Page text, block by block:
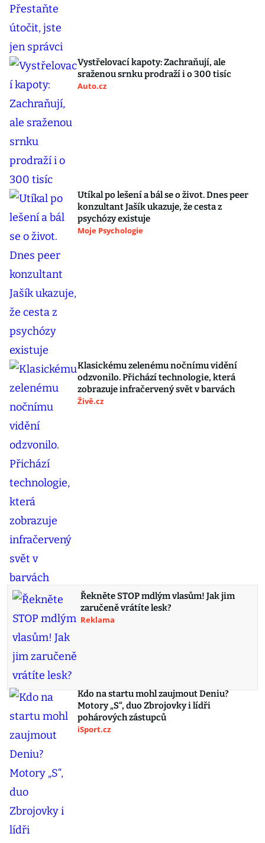
Vystřelovací kapoty: Zachraňují, ale
sraženou srnku prodraží i o 300 tisíc
Auto.cz
Utíkal po lešení a bál se o život. Dnes peer
konzultant Jašík ukazuje, že cesta z
psychózy existuje
Moje Psychologie
Klasickému zelenému nočnímu vidění
odzvonilo. Přichází technologie, která
zobrazuje infračervený svět v barvách
Živě.cz
Řekněte STOP mdlým vlasům! Jak jim
zaručeně vrátíte lesk?
Reklama
Kdo na startu mohl zaujmout Deniu?
Motory „S“, duo Zbrojovky i lídři
pohárových zástupců
iSport.cz